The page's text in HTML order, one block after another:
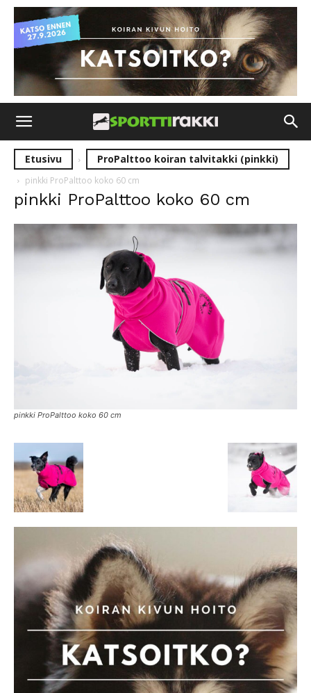
Etusivu ProPalttoo koiran talvitakki (pinkki)
pinkki ProPalttoo koko 60 cm
pinkki ProPalttoo koko 60 cm
pinkki ProPalttoo koko 60 cm